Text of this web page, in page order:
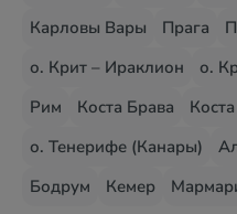
Карловы Вары
Прага
о. Крит – Ираклион
о.
Рим
Коста Брава
о. Тенерифе (Канары)
Бодрум
Кемер